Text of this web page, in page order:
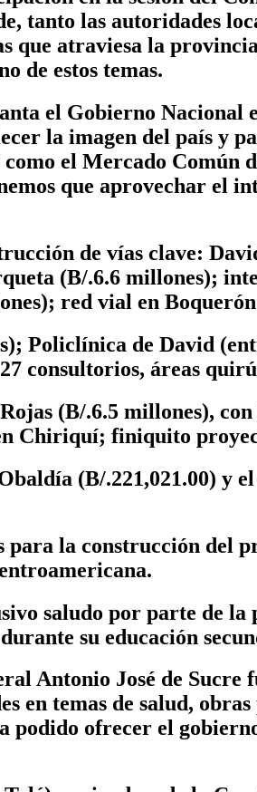
tanto las autoridades
que atraviesa la
de estos temas.
el Gobierno Nacional
la imagen del país y
como el Mercado
que aprovechar el
de vías clave:
(B/.6.6 millones);
red vial en
Policlínica de David
consultorios, áreas
(B/.6.5 millones),
Chiriquí; finiquito
(B/.221,021.00) y
para la construcción del
saludo por parte de
su educación
Antonio José de Sucre
en temas de salud,
podido ofrecer el